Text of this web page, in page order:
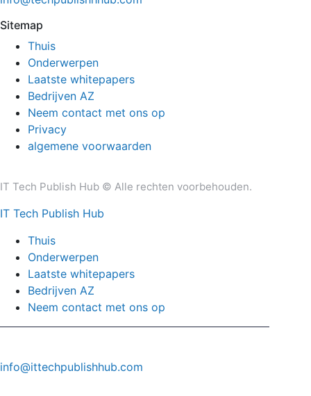
Sitemap
Thuis
Onderwerpen
Laatste whitepapers
Bedrijven AZ
Neem contact met ons op
Privacy
algemene voorwaarden
IT Tech Publish Hub © Alle rechten voorbehouden.
IT Tech Publish Hub
Thuis
Onderwerpen
Laatste whitepapers
Bedrijven AZ
Neem contact met ons op
info@ittechpublishhub.com